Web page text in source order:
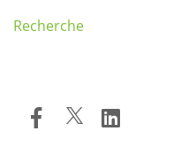
Recherche